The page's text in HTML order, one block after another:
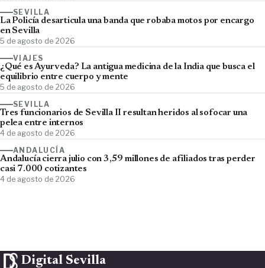
SEVILLA
La Policía desarticula una banda que robaba motos por encargo
en Sevilla
5 de agosto de 2026
VIAJES
¿Qué es Ayurveda? La antigua medicina de la India que busca el
equilibrio entre cuerpo y mente
5 de agosto de 2026
SEVILLA
Tres funcionarios de Sevilla II resultan heridos al sofocar una
pelea entre internos
4 de agosto de 2026
ANDALUCÍA
Andalucía cierra julio con 3,59 millones de afiliados tras perder
casi 7.000 cotizantes
4 de agosto de 2026
Digital Sevilla